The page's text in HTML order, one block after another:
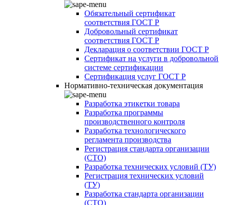
Обязательный сертификат
соответствия ГОСТ Р
Добровольный сертификат
соответствия ГОСТ Р
Декларация о соответствии ГОСТ Р
Сертификат на услуги в добровольной
системе сертификации
Сертификация услуг ГОСТ Р
Нормативно-техническая документация
Разработка этикетки товара
Разработка программы
производственного контроля
Разработка технологического
регламента производства
Регистрация стандарта организации
(СТО)
Разработка технических условий (ТУ)
Регистрация технических условий
(ТУ)
Разработка стандарта организации
(СТО)